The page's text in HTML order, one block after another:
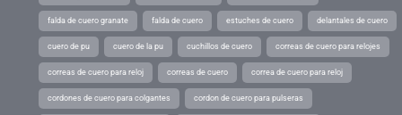
falda de cuero granate falda de cuero estuches de cuero delantales de cuero
cuero de pu cuero de la pu cuchillos de cuero correas de cuero para relojes
correas de cuero para reloj correas de cuero correa de cuero para reloj
cordones de cuero para colgantes cordon de cuero para pulseras